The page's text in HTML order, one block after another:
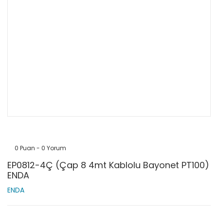
0 Puan - 0 Yorum
EP0812-4Ç (Çap 8 4mt Kablolu Bayonet PT100)
ENDA
ENDA